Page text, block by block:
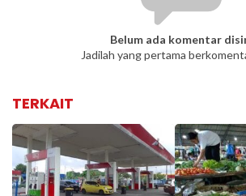
Belum ada komentar
Jadilah yang pertama
TERKAIT